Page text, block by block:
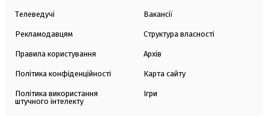
Телеведучі
Рекламодавцям
Правила користування
Політика конфіденційності
Політика використання
штучного інтелекту
Вакансії
Структура власності
Архів
Карта сайту
Ігри